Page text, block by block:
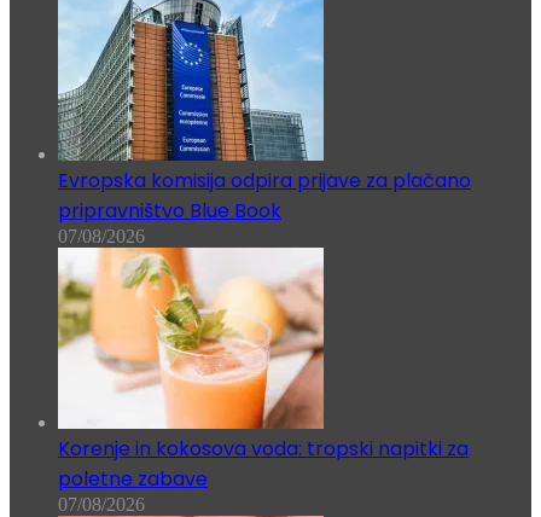
Evropska komisija odpira prijave za plačano
pripravništvo Blue Book
07/08/2026
Korenje in kokosova voda: tropski napitki za
poletne zabave
07/08/2026